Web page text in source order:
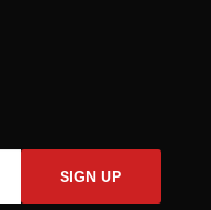
SIGN UP